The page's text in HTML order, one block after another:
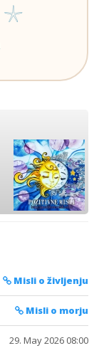
𓇼
Misli o življenju
Misli o morju
29. May 2026 08:00